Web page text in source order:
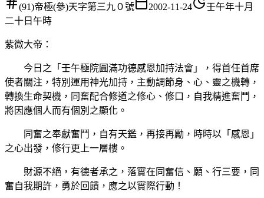
(91)帝極(參)天字第三九０號 2002-11-24
壬午年十月
二十日午時
紫微大帝 ：
今日之「壬午極院圓滿功德感恩加持法會」，得首任首席
使者關注，特別運用神光加持，主動調節身、心、靈之機轉，
轉換生命契機，同奮配合修道之修心、修口，自我精進奮鬥，
將因應個人而有個別之顯化。
同奮之奉獻奮鬥，自有天鑑，再接再勵，時時以「感恩」
之心出發，修行更上一層樓。
財源不絕，有德者承之，落實在同奮信、願、行三要，同
奮自我期許，勇於回饋，應之以實際行動！